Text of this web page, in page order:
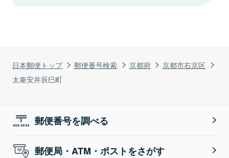
日本郵便トップ 郵便番号検索 京都府
京都市右京区
太秦安井辰巳町
郵便番号を調べる
郵便局・ATM・ポストをさがす